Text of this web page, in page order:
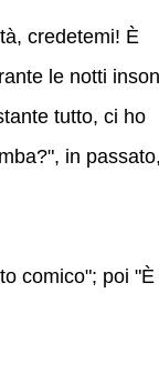
credetemi! È
le notti
tutto, ci ho
in
comico"; poi "È